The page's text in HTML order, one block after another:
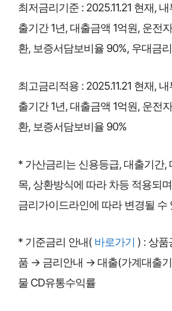
최저금리기준 : 2025.11.21 현재,
출기간 1년, 대출금액 1억원, 운전
환, 보증서담보비율 90%, 우대금
최고금리적용 : 2025.11.21 현재,
출기간 1년, 대출금액 1억원, 운전
환, 보증서담보비율 90%
* 가산금리는 신용등급, 대출기간,
목, 상환방식에 따라 차등 적용되
금리가이드라인에 따라 변경될 수
* 기준금리 안내( 바로가기 ) : 상
품 → 금리안내 → 대출(가계대출
물 CD유통수익률